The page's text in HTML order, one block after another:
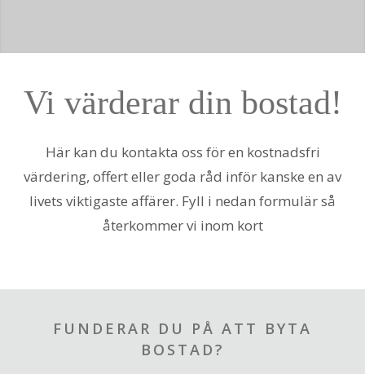
Vi värderar din bostad!
Här kan du kontakta oss för en kostnadsfri
värdering, offert eller goda råd inför kanske en av
livets viktigaste affärer. Fyll i nedan formulär så
återkommer vi inom kort
FUNDERAR DU PÅ ATT BYTA
BOSTAD?